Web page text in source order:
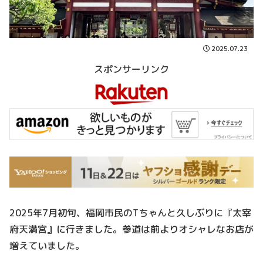
2025.07.23
スポンサーリンク
2025年7月初旬、福岡市民のTちゃんと久しぶりに『太宰
府天満宮』に行きました。参道は前よりオシャレなお店が
増えていました。